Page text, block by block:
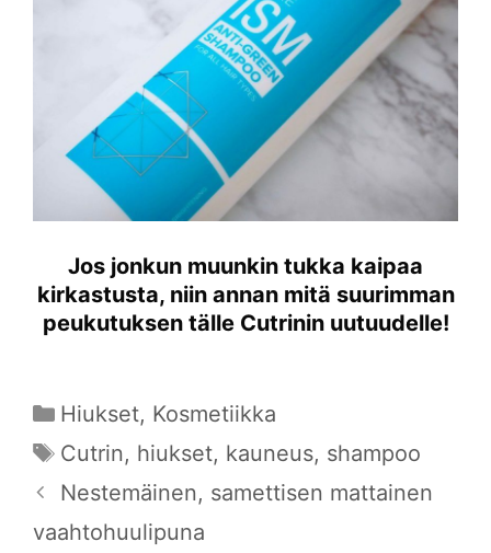
Jos jonkun muunkin tukka kaipaa
kirkastusta, niin annan mitä suurimman
peukutuksen tälle Cutrinin uutuudelle!
Kategoriat
Hiukset, Kosmetiikka
Avainsanat
Cutrin, hiukset, kauneus, shampoo
Nestemäinen, samettisen mattainen
vaahtohuulipuna